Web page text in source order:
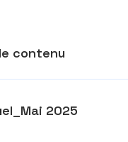
contenu
2025